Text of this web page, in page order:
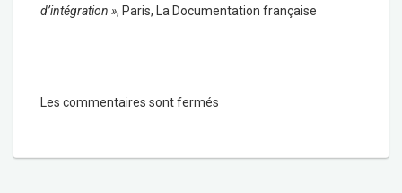
d’intégration », Paris, La Documentation française
Les commentaires sont fermés